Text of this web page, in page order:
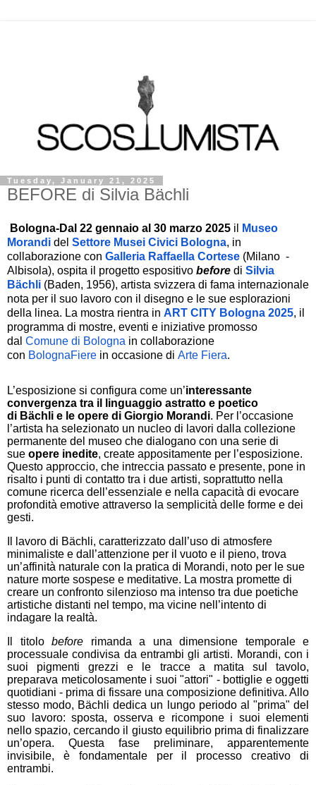
Tuesday, January 21, 2025
BEFORE di Silvia Bächli
Bologna-Dal 22 gennaio al 30 marzo 2025 il
Museo
Morandi del Settore Musei Civici Bologna, in
collaborazione con Galleria Raffaella Cortese (Milano -
Albisola), ospita il progetto espositivo before di Silvia
Bächli (Baden, 1956), artista svizzera di fama internazionale
nota per il suo lavoro con il disegno e le sue esplorazioni
della linea. La mostra rientra in ART CITY Bologna 2025, il
programma di mostre, eventi e iniziative promosso
dal Comune di Bologna in collaborazione
con BolognaFiere in occasione di Arte Fiera.
L’esposizione si configura come un’interessante
convergenza tra il linguaggio astratto e poetico
di Bächli e le opere di Giorgio Morandi. Per l’occasione
l’artista ha selezionato un nucleo di lavori dalla collezione
permanente del museo che dialogano con una serie di
sue opere inedite, create appositamente per l’esposizione.
Questo approccio, che intreccia passato e presente, pone in
risalto i punti di contatto tra i due artisti, soprattutto nella
comune ricerca dell’essenziale e nella capacità di evocare
profondità emotive attraverso la semplicità delle forme e dei
gesti.
Il lavoro di Bächli, caratterizzato dall’uso di atmosfere
minimaliste e dall’attenzione per il vuoto e il pieno, trova
un’affinità naturale con la pratica di Morandi, noto per le sue
nature morte sospese e meditative. La mostra promette di
creare un confronto silenzioso ma intenso tra due poetiche
artistiche distanti nel tempo, ma vicine nell’intento di
indagare la realtà.
Il titolo before rimanda a una dimensione temporale e
processuale condivisa da entrambi gli artisti. Morandi, con i
suoi pigmenti grezzi e le tracce a matita sul tavolo,
preparava meticolosamente i suoi "attori" -bottiglie e oggetti
quotidiani - prima di fissare una composizione definitiva. Allo
stesso modo, Bächli dedica un lungo periodo al "prima" del
suo lavoro: sposta, osserva e ricompone i suoi elementi
nello spazio, cercando il giusto equilibrio prima di finalizzare
un’opera. Questa fase preliminare, apparentemente
invisibile, è fondamentale per il processo creativo di
entrambi.